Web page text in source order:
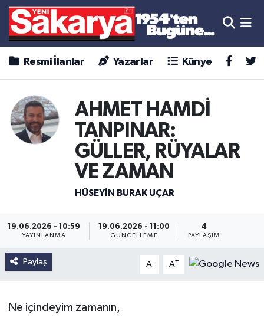
Resmi İlanlar Yazarlar Künye
AHMET HAMDİ
TANPINAR:
GÜLLER, RÜYALAR
VE ZAMAN
HÜSEYİN BURAK UÇAR
19.06.2026 - 10:59
YAYINLANMA
19.06.2026 - 11:00
GÜNCELLEME
4
PAYLAŞIM
Paylaş A- A+
Ne içindeyim zamanın,